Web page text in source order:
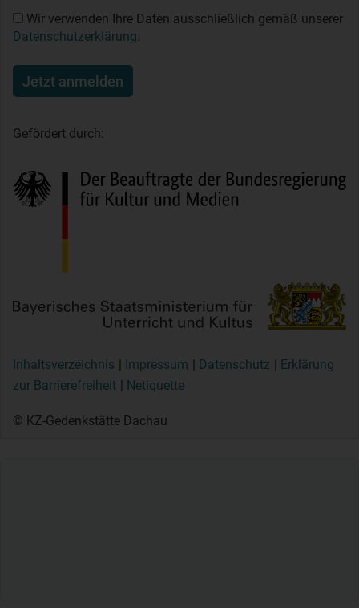
Wir verwenden Ihre Daten ausschließlich gemäß unserer
Datenschutzerklärung.
Jetzt anmelden
Gefördert durch:
Inhaltsverzeichnis Impressum Datenschutz
Erklärung
zur Barrierefreiheit
Netiquette
© KZ-Gedenkstätte Dachau